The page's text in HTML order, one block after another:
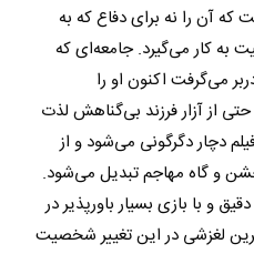
که آن را نه برای دفاع که به
به کار می‌گیرد. جامعه‌ای که
می‌گرفت اکنون او را
از آزار فرزند بی‌گناهش لذت
دچار دگرگونی می‌شود و از
و گاه مهاجم تبدیل می‌شود.
و با بازی بسیار باور‌پذیر در
لغزشی در این تغییر شخصیت